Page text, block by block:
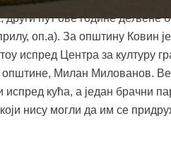
други пут ове године дељене
оп.а). За општину Ковин
испред Центра за културу
општине, Милан Милованов.
кућа, а један брачни
нису могли да им се